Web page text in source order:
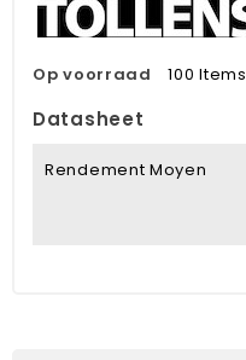
Op voorraad 100 Items
Datasheet
Rendement Moyen